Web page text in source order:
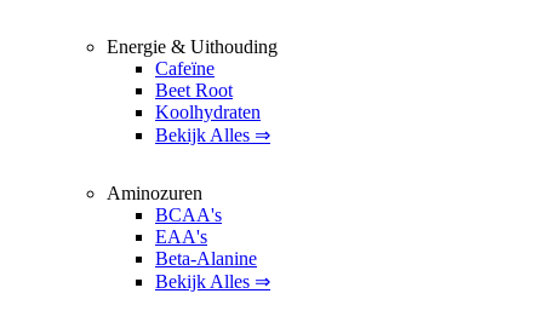
Energie & Uithouding
Cafeïne
Beet Root
Koolhydraten
Bekijk Alles ⇒
Aminozuren
BCAA's
EAA's
Beta-Alanine
Bekijk Alles ⇒